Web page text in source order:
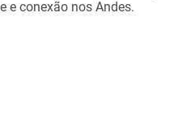
e conexão nos Andes.